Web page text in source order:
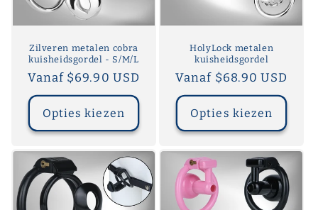
Zilveren metalen cobra
kuisheidsgordel - S/M/L
Normale
prijs
Vanaf $69.90 USD
Opties kiezen
HolyLock metalen
kuisheidsgordel
Normale
prijs
Vanaf $68.90 USD
Opties kiezen